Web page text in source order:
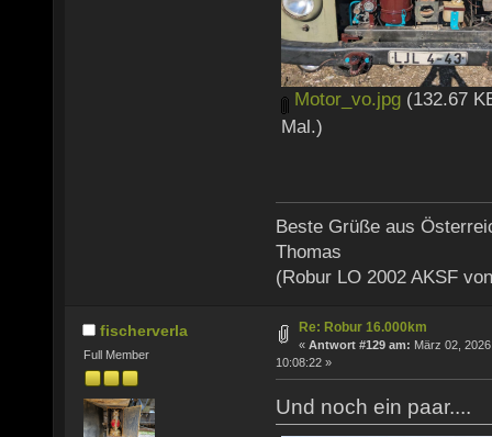
Motor_vo.jpg (132.67
Mal.)
Beste Grüße aus
Thomas
(Robur LO 2002 AKSF
fischerverla
Full Member
Re: Robur 16.000km
« Antwort #129 am: März 02,
10:08:22 »
Und noch ein paar....